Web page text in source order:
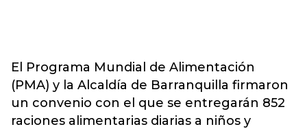
El Programa Mundial de Alimentación
(PMA) y la Alcaldía de Barranquilla firmaron
un convenio con el que se entregarán 852
raciones alimentarias diarias a niños y